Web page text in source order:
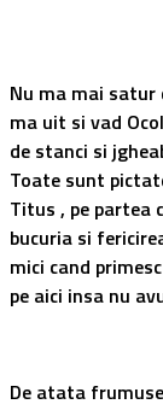
Nu ma mai satur
ma uit si vad
de stanci si
Toate sunt
Titus , pe partea
bucuria si
mici cand
pe aici insa nu
De atata